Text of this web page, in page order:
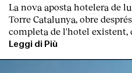
La nova aposta hotelera de
Torre Catalunya, obre
completa de l'hotel existent,
Leggi di Più